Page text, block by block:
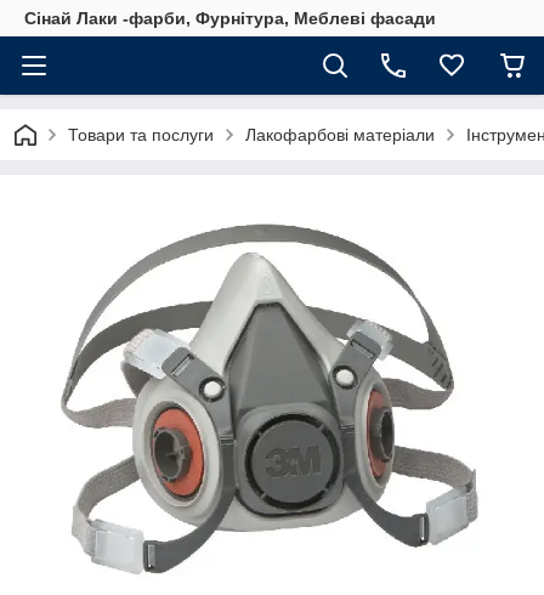
Сінай Лаки -фарби, Фурнітура, Меблеві фасади
Товари та послуги Лакофарбові матеріали